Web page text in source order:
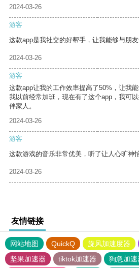
2024-03-26
游客
这款app是我社交的好帮手，让我能够与朋
2024-03-26
游客
这款app让我的工作效率提高了50%，让我
我以前经常加班，现在有了这个app，我可
伴家人。
2024-03-26
游客
这款游戏的音乐非常优美，听了让人心旷神怡
2024-03-26
友情链接
网站地图 QuickQ 旋风加速度器
坚果加速器
tiktok加速器
狗急加速